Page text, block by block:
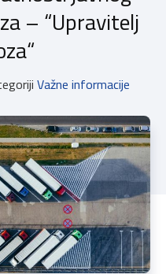
– “Upravitelj
Važne informacije